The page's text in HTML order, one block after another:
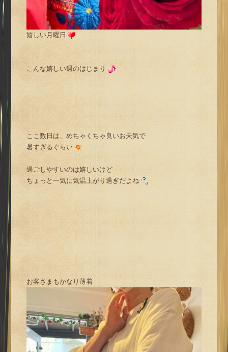
嬉しい月曜日
こんな嬉しい週のはじまり
ここ数日は、めちゃくちゃ良いお天気で
暑すぎるぐらい
過ごしやすいのは嬉しいけど
ちょっと一気に気温上がり過ぎだよね
お客さまもかなり薄着